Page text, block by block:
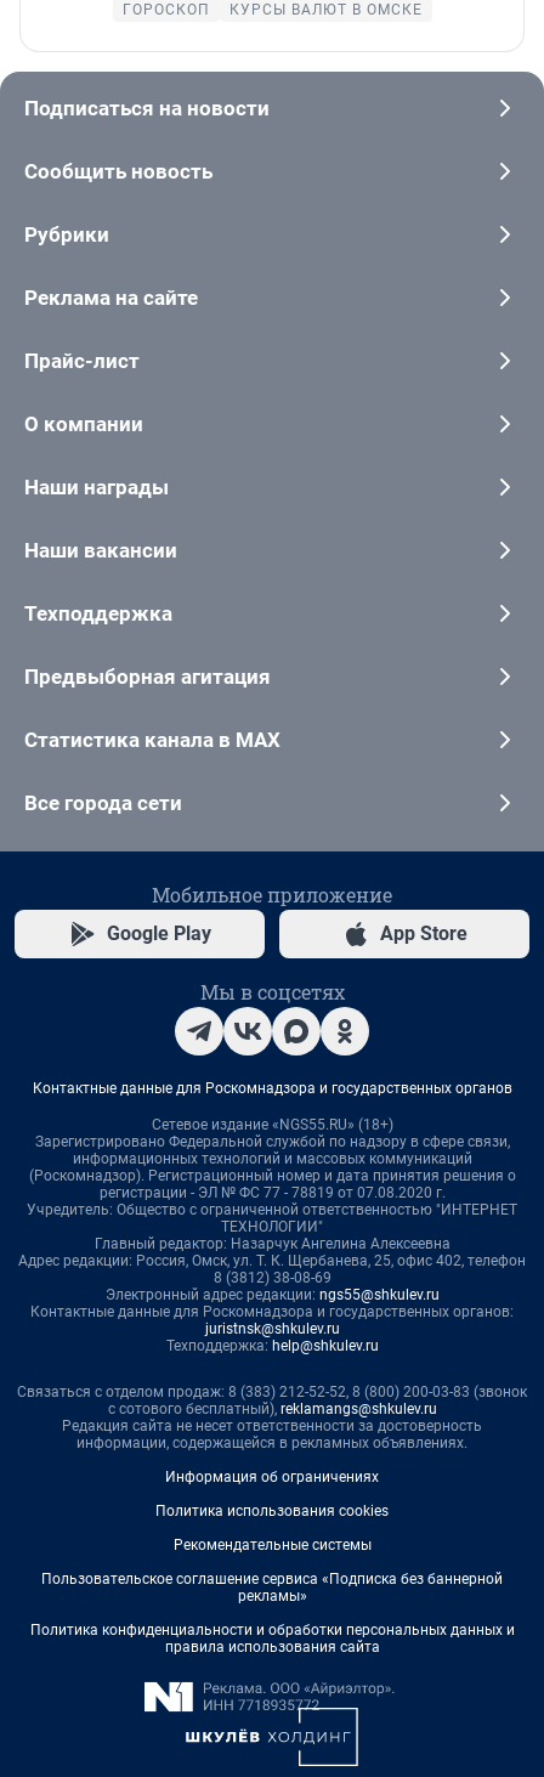
ГОРОСКОП
КУРСЫ ВАЛЮТ В ОМСКЕ
Подписаться на новости
Сообщить новость
Рубрики
Реклама на сайте
Прайс-лист
О компании
Наши награды
Наши вакансии
Техподдержка
Предвыборная агитация
Статистика канала в MAX
Все города сети
Мобильное приложение
Google Play App Store
Мы в соцсетях
Контактные данные для Роскомнадзора и государственных органов
Сетевое издание «NGS55.RU» (18+)
Зарегистрировано Федеральной службой по надзору в сфере связи,
информационных технологий и массовых коммуникаций
(Роскомнадзор). Регистрационный номер и дата принятия решения о
регистрации - ЭЛ № ФС 77 - 78819 от 07.08.2020 г.
Учредитель: Общество с ограниченной ответственностью "ИНТЕРНЕТ
ТЕХНОЛОГИИ"
Главный редактор: Назарчук Ангелина Алексеевна
Адрес редакции: Россия, Омск, ул. Т. К. Щербанева, 25, офис 402, телефон
8 (3812) 38-08-69
Электронный адрес редакции: ngs55@shkulev.ru
Контактные данные для Роскомнадзора и государственных органов:
juristnsk@shkulev.ru
Техподдержка: help@shkulev.ru
Связаться с отделом продаж: 8 (383) 212-52-52, 8 (800) 200-03-83 (звонок
с сотового бесплатный), reklamangs@shkulev.ru
Редакция сайта не несет ответственности за достоверность
информации, содержащейся в рекламных объявлениях.
Информация об ограничениях
Политика использования cookies
Рекомендательные системы
Пользовательское соглашение сервиса «Подписка без баннерной
рекламы»
Политика конфиденциальности и обработки персональных данных и
правила использования сайта